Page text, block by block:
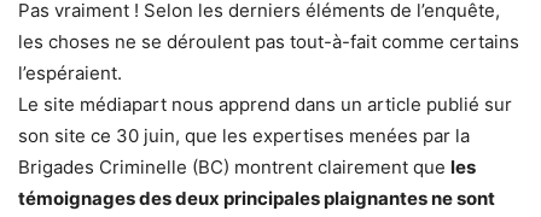
Pas vraiment ! Selon les derniers éléments de l’enquête,
les choses ne se déroulent pas tout-à-fait comme certains
l’espéraient.
Le site médiapart nous apprend dans un article publié sur
son site ce 30 juin, que les expertises menées par la
Brigades Criminelle (BC) montrent clairement que les
témoignages des deux principales plaignantes ne sont